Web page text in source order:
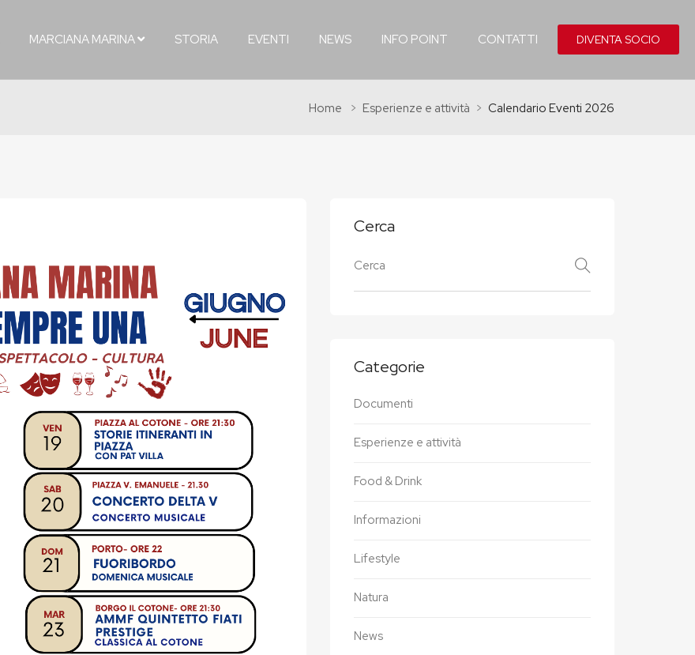
DIVENTA SOCIO
MARCIANA MARINA STORIA EVENTI NEWS INFO POINT CONTATTI
Home Esperienze e attività Calendario Eventi 2026
Cerca
Categorie
Documenti
Esperienze e attività
Food & Drink
Informazioni
Lifestyle
Natura
News